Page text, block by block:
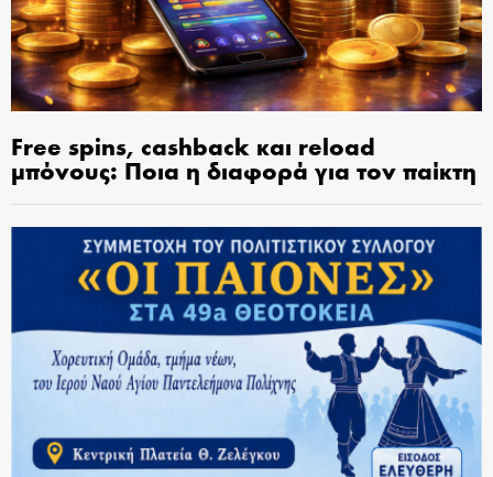
Free spins, cashback και reload
μπόνους: Ποια η διαφορά για τον παίκτη